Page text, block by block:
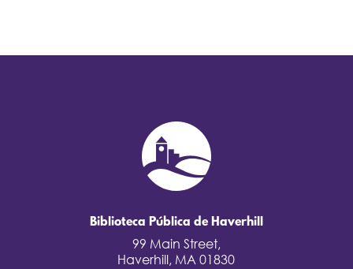
Biblioteca Pública de Haverhill
99 Main Street,
Haverhill, MA 01830